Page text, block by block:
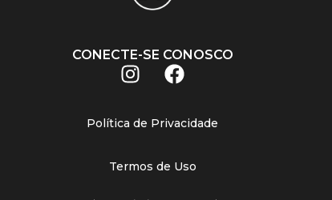
CONECTE-SE CONOSCO
Política de Privacidade
Termos de Uso